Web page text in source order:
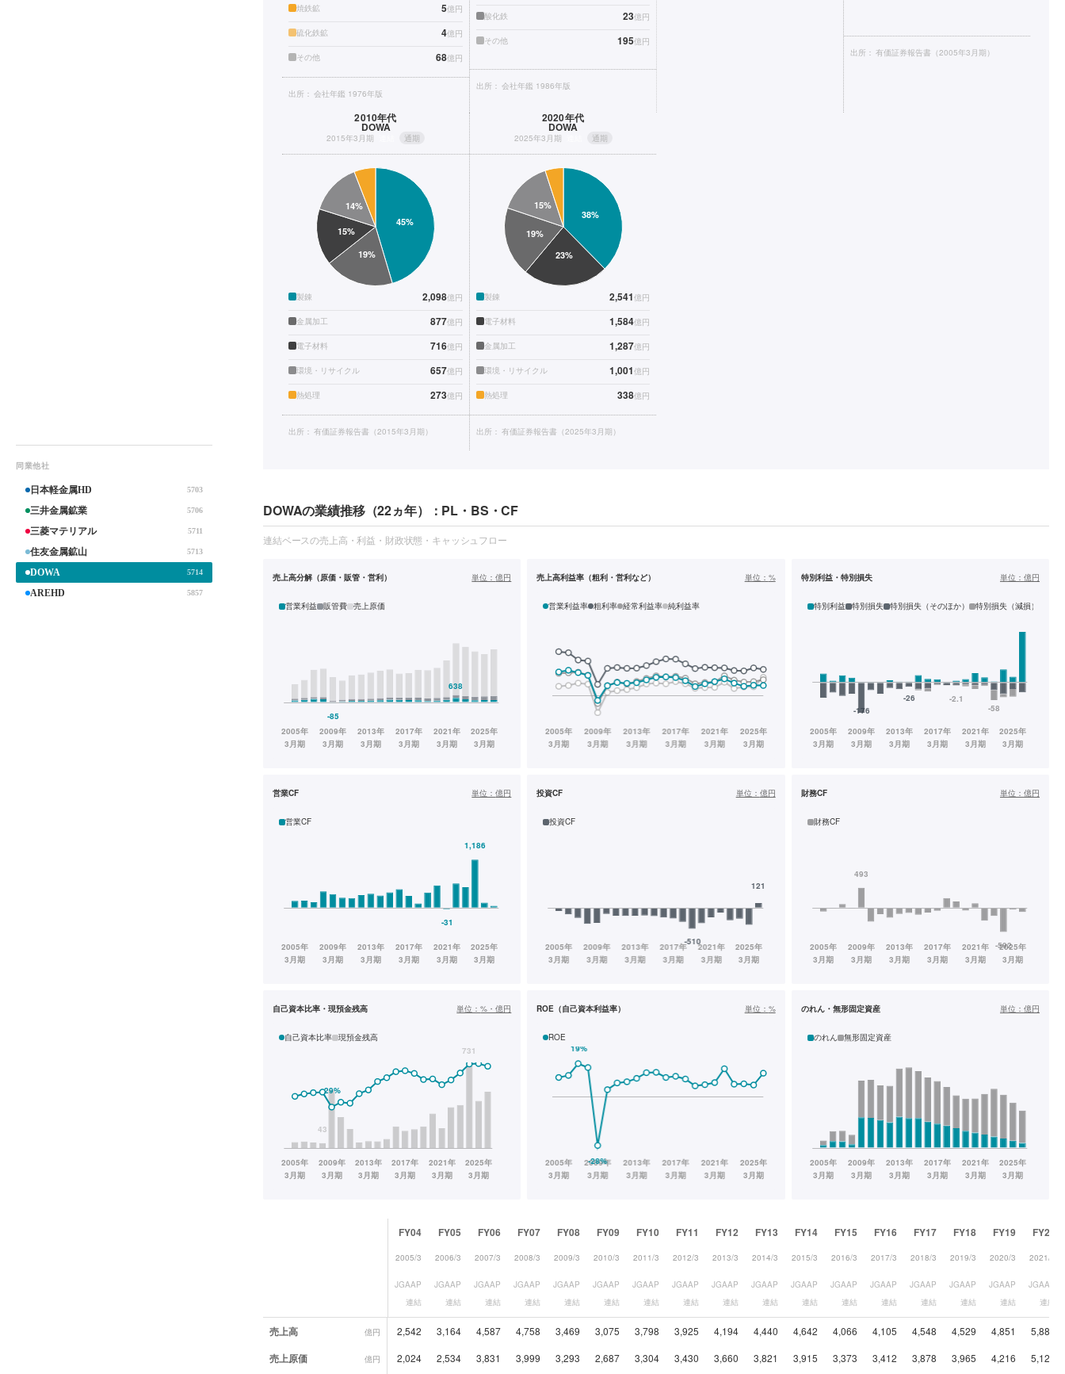
同業他社
日本軽金属HD 5703
三井金属鉱業 5706
三菱マテリアル 5711
住友金属鉱山 5713
DOWA 5714
AREHD 5857
焼鉄鉱 5億円
硫化鉄鉱 4億円
その他 68億円
出所： 会社年鑑 1976年版
酸化鉄 23億円
その他 195億円
出所： 会社年鑑 1986年版
出所： 有価証券報告書（2005年3月期）
2010年代
DOWA
2015年3月期 通期
製錬 2,098億円
金属加工 877億円
電子材料 716億円
環境・リサイクル 657億円
熱処理 273億円
出所： 有価証券報告書（2015年3月期）
2020年代
DOWA
2025年3月期 通期
製錬 2,541億円
電子材料 1,584億円
金属加工 1,287億円
環境・リサイクル 1,001億円
熱処理 338億円
出所： 有価証券報告書（2025年3月期）
DOWAの業績推移（22ヵ年）：PL・BS・CF
連結ベースの売上高・利益・財政状態・キャッシュフロー
売上高分解（原価・販管・営利） 単位：億円
営業利益 販管費 売上原価
売上高利益率（粗利・営利など） 単位： %
営業利益率 粗利率 経常利益率 純利益率
特別利益・特別損失 単位： 億円
特別利益 特別損失 特別損失（そのほか） 特別損失（減損）
営業CF 単位：億円
営業CF
投資CF 単位： 億円
投資CF
財務CF 単位： 億円
財務CF
自己資本比率・現預金残高 単位：%・億円
自己資本比率 現預金残高
ROE（自己資本利益率） 単位： %
ROE
のれん・無形固定資産 単位： 億円
のれん 無形固定資産
業績データ一覧
FY04 FY05 FY06 FY07 FY08 FY09 FY10 FY11 FY12 FY13 FY14 FY15 FY16 FY17 FY18 FY19 FY20
2005/3 2006/3 2007/3 2008/3 2009/3 2010/3 2011/3 2012/3 2013/3 2014/3 2015/3 2016/3 2017/3 2018/3 2019/3 2020/3 2021/3
JGAAP
連結
JGAAP
連結
JGAAP
連結
JGAAP
連結
JGAAP
連結
JGAAP
連結
JGAAP
連結
JGAAP
連結
JGAAP
連結
JGAAP
連結
JGAAP
連結
JGAAP
連結
JGAAP
連結
JGAAP
連結
JGAAP
連結
JGAAP
連結
JGAAP
連結
売上高 億円 2,542 3,164 4,587 4,758 3,469 3,075 3,798 3,925 4,194 4,440 4,642 4,066 4,105 4,548 4,529 4,851 5,880
売上原価 億円 2,024 2,534 3,831 3,999 3,293 2,687 3,304 3,430 3,660 3,821 3,915 3,373 3,412 3,878 3,965 4,216 5,122